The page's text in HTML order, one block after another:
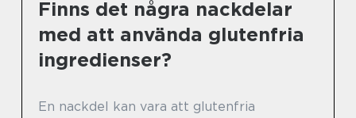
Finns det några nackdelar
med att använda glutenfria
ingredienser?
En nackdel kan vara att glutenfria